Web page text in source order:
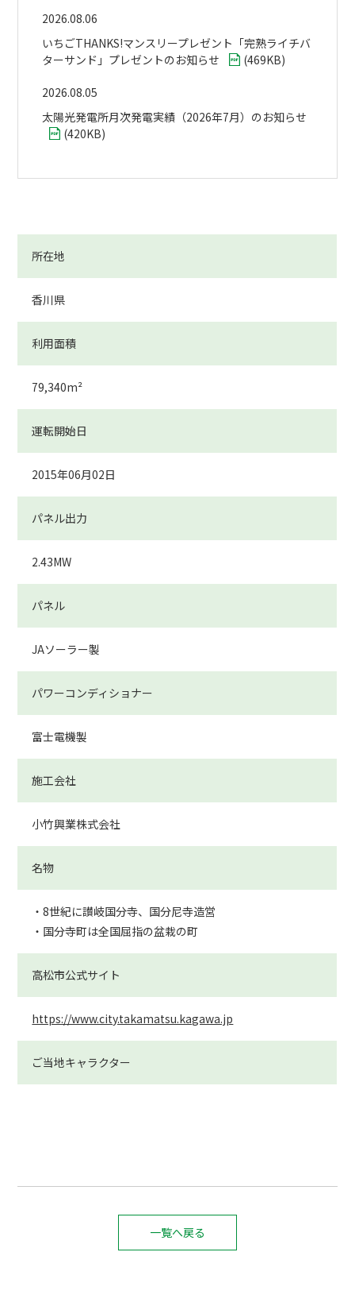
2026.08.06
いちごTHANKS!マンスリープレゼント「完熟ライチバ
ターサンド」プレゼントのお知らせ
(469KB)
2026.08.05
太陽光発電所月次発電実績（2026年7月）のお知らせ
(420KB)
所在地
香川県
利用面積
79,340m²
運転開始日
2015年06月02日
パネル出力
2.43MW
パネル
JAソーラー製
パワーコンディショナー
富士電機製
施工会社
小竹興業株式会社
名物
・8世紀に讃岐国分寺、国分尼寺造営
・国分寺町は全国屈指の盆栽の町
高松市公式サイト
https://www.city.takamatsu.kagawa.jp
ご当地キャラクター
一覧へ戻る